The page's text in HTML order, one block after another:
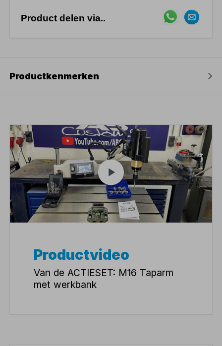
Product delen via..
Productkenmerken
Productvideo
Van de ACTIESET: M16 Taparm
met werkbank